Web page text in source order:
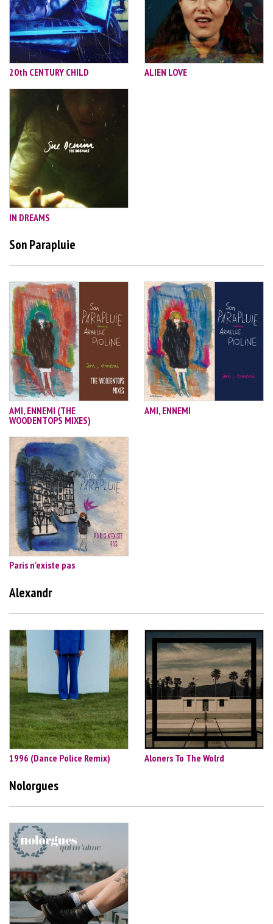
20th CENTURY CHILD ALIEN LOVE
IN DREAMS
Son Parapluie
AMI, ENNEMI (THE
WOODENTOPS MIXES)
AMI, ENNEMI
Paris n'existe pas
Alexandr
1996 (Dance Police Remix) Aloners To The Wolrd
Nolorgues